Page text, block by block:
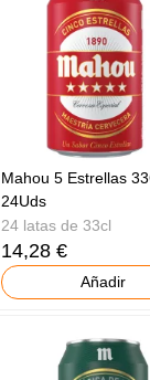
Mahou 5 Estrellas
24Uds
24 latas de 33cl
14,28 €
Añadir